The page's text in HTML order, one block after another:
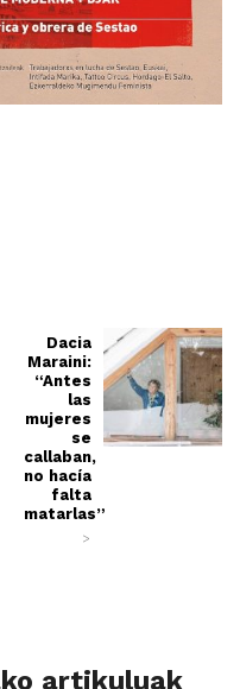
Dacia
Maraini:
“Antes
las
mujeres
se
callaban,
no hacía
falta
matarlas”
>
artikuluak